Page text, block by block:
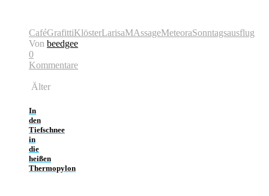
CaféGrafittiKlösterLarisaMAssageMeteoraSonntagsausflug
Von beedgee
0
Kommentare
Älter
In
den
Tiefschnee
in
die
heißen
Thermopylon